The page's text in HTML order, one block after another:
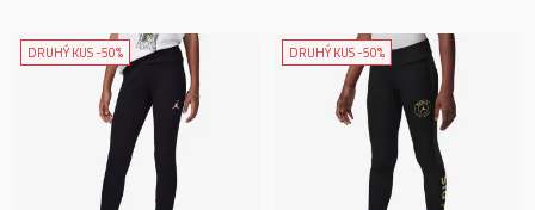
DRUHÝ KUS -50% DRUHÝ KUS -50%